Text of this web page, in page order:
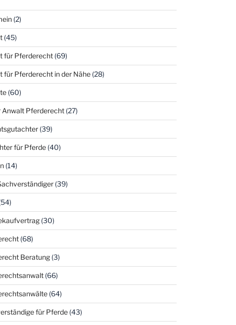
(2)
(45)
für Pferderecht(69)
für Pferderecht in der Nähe(28)
(60)
Anwalt Pferderecht(27)
(39)
für Pferde(40)
(14)
(39)
(30)
(68)
Beratung(3)
(66)
(64)
für Pferde(43)